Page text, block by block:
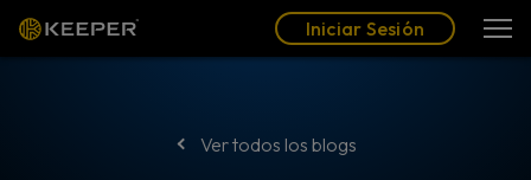
Iniciar Sesión
Ver todos los blogs